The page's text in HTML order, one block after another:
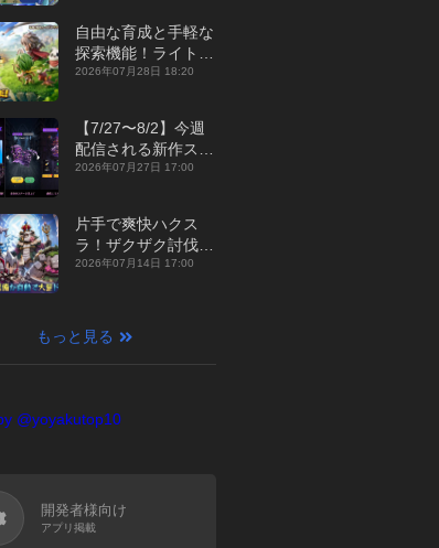
自由な育成と手軽な
探索機能！ライトカ
ジュアルMMORPG
征』【最新作PICKU
P】
2026年07月28日 18:20
【7/27〜8/2】今週
配信される新作スマ
ホゲームをまとめて
年】
2026年07月27日 17:00
片手で爽快ハクス
ラ！ザクザク討伐し
て神装備を集める放
【最新作PICKUP】
2026年07月14日 17:00
もっと見る
@yoyakutop10
開発者様向け
アプリ掲載